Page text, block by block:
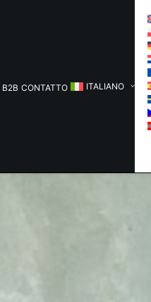
B2B CONTATTO ITALIANO